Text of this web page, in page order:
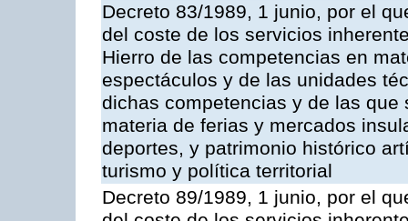
Decreto 83/1989, 1 junio, por el
del coste de los servicios
Hierro de las competencias en
espectáculos y de las unidades
dichas competencias y de las
materia de ferias y mercados
deportes, y patrimonio histórico
turismo y política territorial
Decreto 89/1989, 1 junio, por el